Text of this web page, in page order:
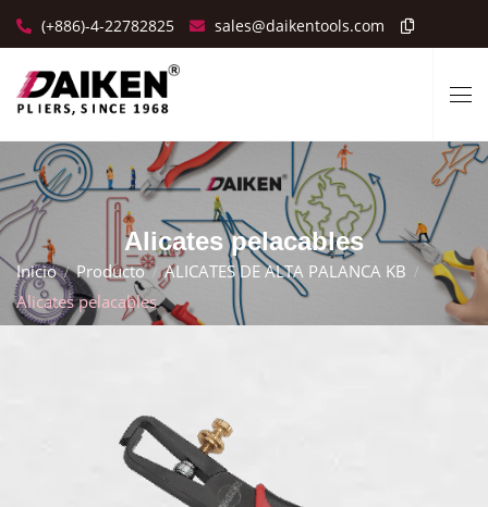
(+886)-4-22782825 sales@daikentools.com
Alicates pelacables
Inicio Producto
ALICATES DE ALTA PALANCA KB
Alicates pelacables